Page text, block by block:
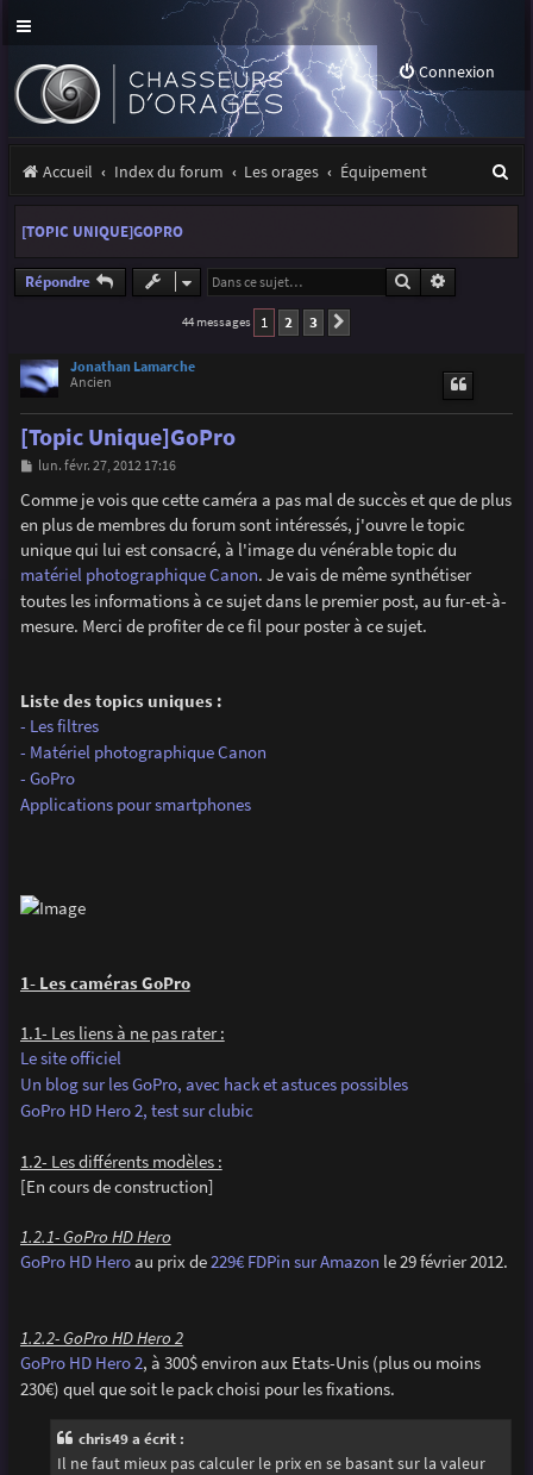
Connexion
Accueil Index du forum Les orages Équipement
e
h
[TOPIC UNIQUE]GOPRO
Répondre Rechercher
44 messages 1 2 3
Jonathan Lamarche
Ancien
[Topic Unique]GoPro
M
s
s
a
g
e
lun. févr. 27, 2012 17:16
Comme je vois que cette caméra a pas mal de succès et que de plus
en plus de membres du forum sont intéressés, j'ouvre le topic
unique qui lui est consacré, à l'image du vénérable topic du
matériel photographique Canon. Je vais de même synthétiser
toutes les informations à ce sujet dans le premier post, au fur-et-à-
mesure. Merci de profiter de ce fil pour poster à ce sujet.
Liste des topics uniques :
- Les filtres
- Matériel photographique Canon
- GoPro
Applications pour smartphones
1- Les caméras GoPro
1.1- Les liens à ne pas rater :
Le site officiel
Un blog sur les GoPro, avec hack et astuces possibles
GoPro HD Hero 2, test sur clubic
1.2- Les différents modèles :
[En cours de construction]
1.2.1- GoPro HD Hero
GoPro HD Heroau prix de229€ FDPin sur Amazon le 29 février 2012.
1.2.2- GoPro HD Hero 2
GoPro HD Hero 2, à 300$ environ aux Etats-Unis (plus ou moins
230€) quel que soit le pack choisi pour les fixations.
chris49 a écrit :
Il ne faut mieux pas calculer le prix en se basant sur la valeur